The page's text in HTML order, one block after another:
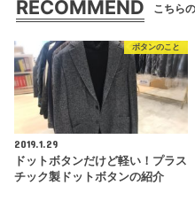
RECOMMEND こちら
ボタンのこと
2019.1.29
ドットボタンだけど軽い！プラス
チック製ドットボタンの紹介